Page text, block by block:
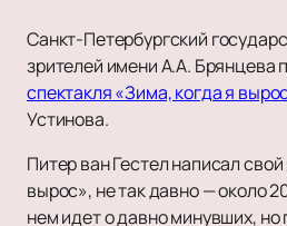
Санкт-Петербургский
зрителей имени А.А. Брянцева
спектакля «Зима, когда я
Устинова.
Питер ван Гестел написал
вырос», не так давно — около
нем идет о давно минувших,